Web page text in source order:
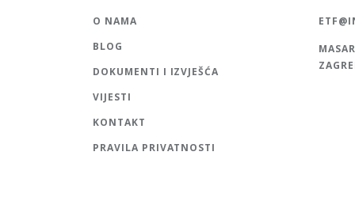
O NAMA
BLOG
DOKUMENTI I IZVJEŠĆA
VIJESTI
KONTAKT
PRAVILA PRIVATNOSTI